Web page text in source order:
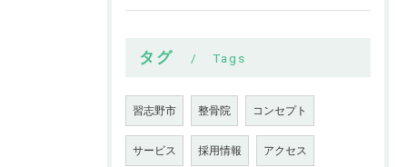
タグ Tags
習志野市 整骨院 コンセプト
サービス 採用情報 アクセス